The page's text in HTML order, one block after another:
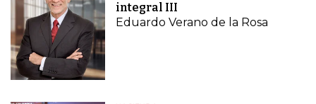
integral III
Eduardo Verano de la Rosa